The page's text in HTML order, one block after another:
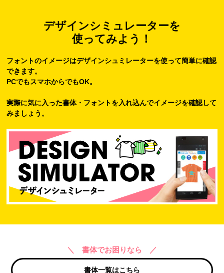
デザインシミュレーターを
使ってみよう！
フォントのイメージはデザインシュミレーターを使って簡単に確認
できます。
PCでもスマホからでもOK。
実際に気に入った書体・フォントを入れ込んでイメージを確認して
みましょう。
＼ 書体でお困りなら ／
書体一覧はこちら